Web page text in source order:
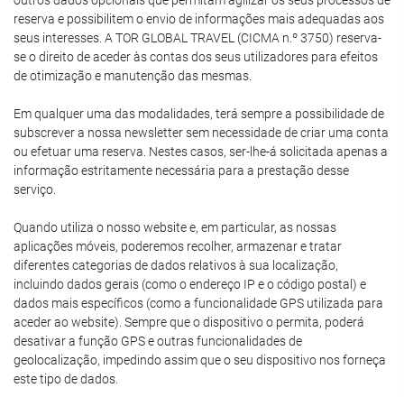
reserva e possibilitem o envio de informações mais adequadas aos
seus interesses. A TOR GLOBAL TRAVEL (CICMA n.º 3750) reserva-
se o direito de aceder às contas dos seus utilizadores para efeitos
de otimização e manutenção das mesmas.
Em qualquer uma das modalidades, terá sempre a possibilidade de
subscrever a nossa newsletter sem necessidade de criar uma conta
ou efetuar uma reserva. Nestes casos, ser-lhe-á solicitada apenas a
informação estritamente necessária para a prestação desse
serviço.
Quando utiliza o nosso website e, em particular, as nossas
aplicações móveis, poderemos recolher, armazenar e tratar
diferentes categorias de dados relativos à sua localização,
incluindo dados gerais (como o endereço IP e o código postal) e
dados mais específicos (como a funcionalidade GPS utilizada para
aceder ao website). Sempre que o dispositivo o permita, poderá
desativar a função GPS e outras funcionalidades de
geolocalização, impedindo assim que o seu dispositivo nos forneça
este tipo de dados.